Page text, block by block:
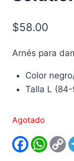
$58.00
Arnés para
Color
Talla L
Agotado
Facebook